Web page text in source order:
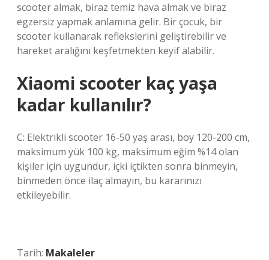
scooter almak, biraz temiz hava almak ve biraz
egzersiz yapmak anlamına gelir. Bir çocuk, bir
scooter kullanarak reflekslerini geliştirebilir ve
hareket aralığını keşfetmekten keyif alabilir.
Xiaomi scooter kaç yaşa
kadar kullanılır?
C: Elektrikli scooter 16-50 yaş arası, boy 120-200 cm,
maksimum yük 100 kg, maksimum eğim %14 olan
kişiler için uygundur, içki içtikten sonra binmeyin,
binmeden önce ilaç almayın, bu kararınızı
etkileyebilir.
Tarih: Makaleler